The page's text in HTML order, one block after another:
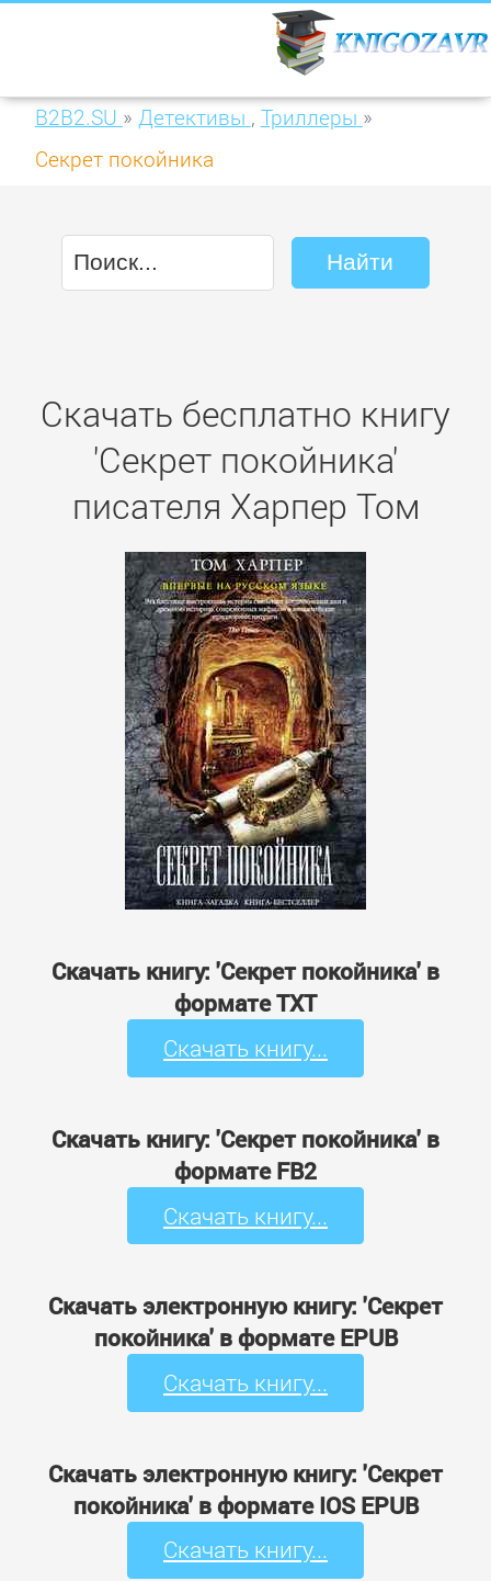
B2B2.SU » Детективы , Триллеры »
Секрет покойника
Скачать бесплатно книгу
'Секрет покойника'
писателя Харпер Том
Скачать книгу: 'Секрет покойника' в
формате TXT
Скачать книгу...
Скачать книгу: 'Секрет покойника' в
формате FB2
Скачать книгу...
Скачать электронную книгу: 'Секрет
покойника' в формате EPUB
Скачать книгу...
Скачать электронную книгу: 'Секрет
покойника' в формате IOS EPUB
Скачать книгу...